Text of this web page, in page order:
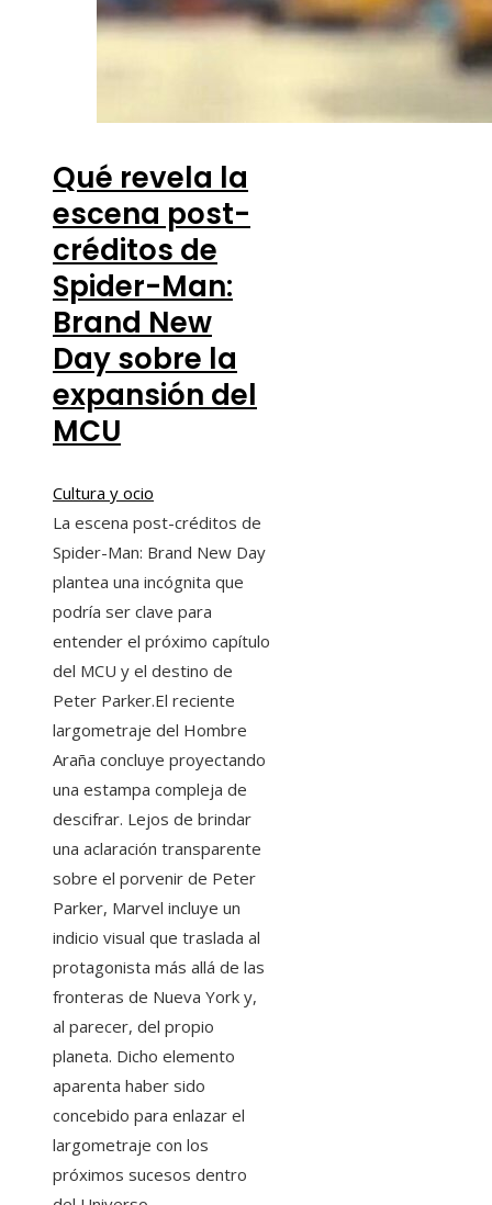
Qué revela la
escena post-
créditos de
Spider-Man:
Brand New
Day sobre la
expansión del
MCU
Cultura y ocio
La escena post-créditos de
Spider-Man: Brand New Day
plantea una incógnita que
podría ser clave para
entender el próximo capítulo
del MCU y el destino de
Peter Parker.El reciente
largometraje del Hombre
Araña concluye proyectando
una estampa compleja de
descifrar. Lejos de brindar
una aclaración transparente
sobre el porvenir de Peter
Parker, Marvel incluye un
indicio visual que traslada al
protagonista más allá de las
fronteras de Nueva York y,
al parecer, del propio
planeta. Dicho elemento
aparenta haber sido
concebido para enlazar el
largometraje con los
próximos sucesos dentro